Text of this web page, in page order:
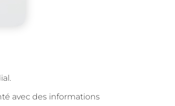
avec des informations